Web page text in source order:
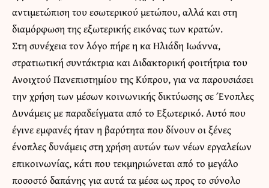
αντιμετώπιση του εσωτερικού μετώπου, αλλά και στη
διαμόρφωση της εξωτερικής εικόνας των κρατών.
Στη συνέχεια τον λόγο πήρε η κα Ηλιάδη Ιωάννα,
στρατιωτική συντάκτρια και Διδακτορική φοιτήτρια του
Ανοιχτού Πανεπιστημίου της Κύπρου, για να παρουσιάσει
την χρήση των μέσων κοινωνικής δικτύωσης σε Ένοπλες
Δυνάμεις με παραδείγματα από το Εξωτερικό. Αυτό που
έγινε εμφανές ήταν η βαρύτητα που δίνουν οι ξένες
ένοπλες δυνάμεις στη χρήση αυτών των νέων εργαλείων
επικοινωνίας, κάτι που τεκμηριώνεται από το μεγάλο
ποσοστό δαπάνης για αυτά τα μέσα ως προς το σύνολο